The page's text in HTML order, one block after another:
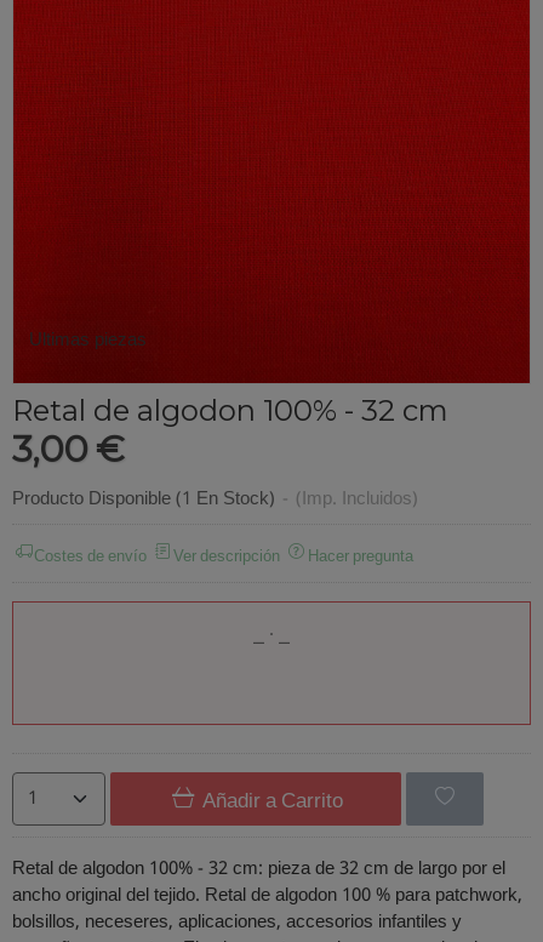
Ultimas piezas
Retal de algodon 100% - 32 cm
3,00 €
Producto Disponible(1 En Stock) - (Imp. Incluidos)
Costes de envío Ver descripción Hacer pregunta
Añadir a Carrito
Retal de algodon 100% - 32 cm: pieza de 32 cm de largo por el
ancho original del tejido. Retal de algodon 100 % para patchwork,
bolsillos, neceseres, aplicaciones, accesorios infantiles y